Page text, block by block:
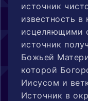
источник
известность
исцеляющими
источник
Божьей
которой
Иисусом и
Источник в